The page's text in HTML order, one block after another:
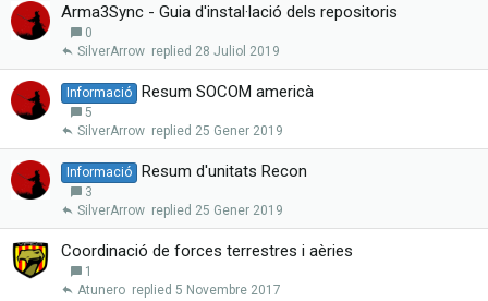
Arma3Sync - Guia d'instal·lació dels repositoris
0
28 Juliol 2019
SilverArrow
Informació Resum SOCOM americà
5
25 Gener 2019
SilverArrow
Informació Resum d'unitats Recon
3
25 Gener 2019
SilverArrow
Coordinació de forces terrestres i aèries
1
5 Novembre 2017
Atunero